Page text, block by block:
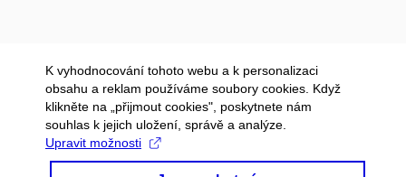
K vyhodnocování tohoto webu a k personalizaci
obsahu a reklam používáme soubory cookies. Když
klikněte na „přijmout cookies", poskytnete nám
souhlas k jejich uložení, správě a analýze.
Upravit možnosti